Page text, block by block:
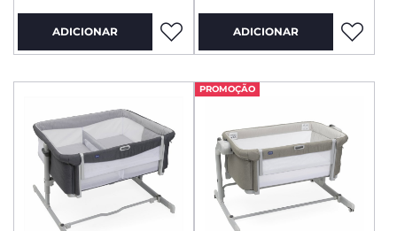
ADICIONAR ADICIONAR
PROMOÇÃO